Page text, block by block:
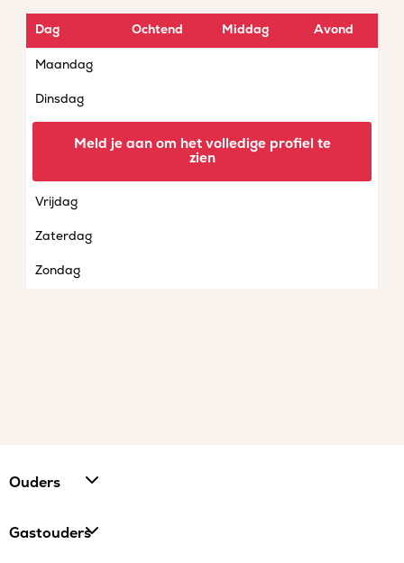
Dag Ochtend Middag Avond
Maandag
Dinsdag
Vrijdag
Zaterdag
Zondag
Meld je aan om het volledige profiel te
zien
Ouders
Gastouders